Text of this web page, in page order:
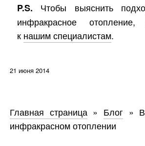
P.S. Чтобы выяснить
инфракрасное отопление,
к нашим специалистам.
21 июня 2014
Главная страница» Блог »
инфракрасном отоплении